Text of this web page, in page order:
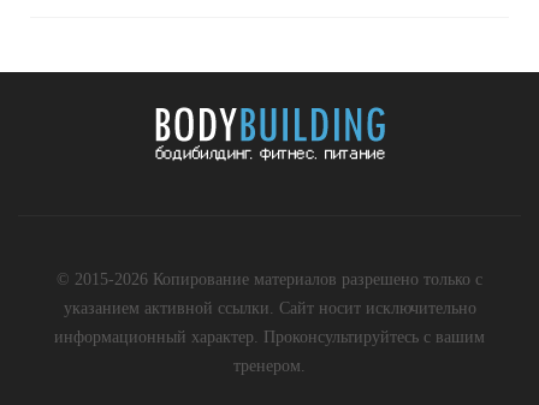
© 2015-2026 Копирование материалов разрешено только с
указанием активной ссылки. Сайт носит исключительно
информационный характер. Проконсультируйтесь с вашим
тренером.